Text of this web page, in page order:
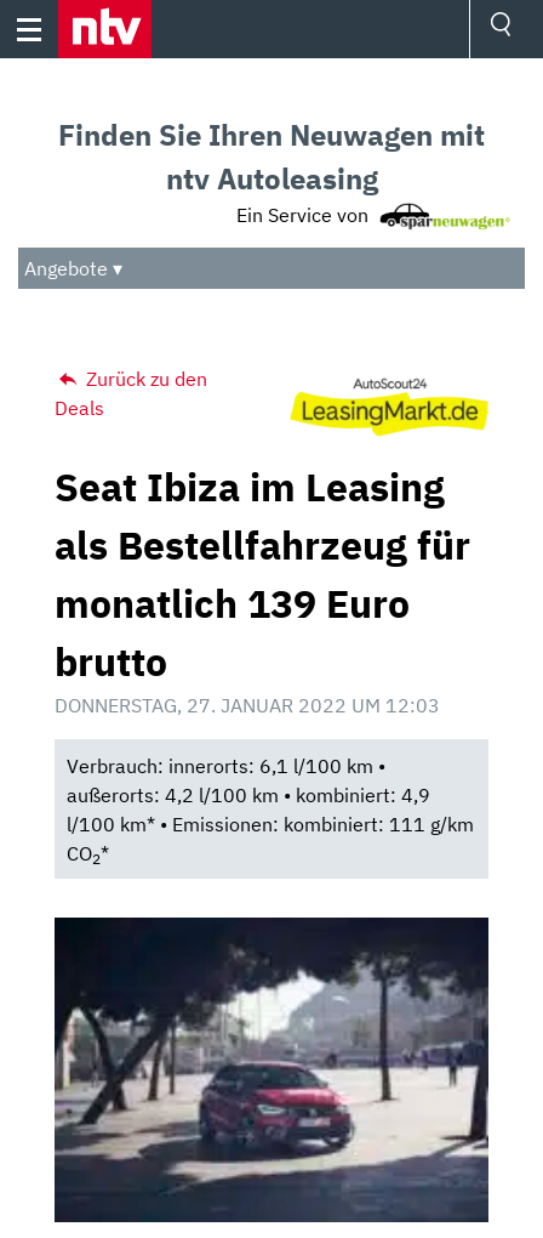
Skip
Audio
Das Beste
Finden Sie Ihren Neuwagen mit
ntv Autoleasing
Ein Service von
Angebote ▾
Zurück zu den
Deals
Seat Ibiza im Leasing
als Bestellfahrzeug für
monatlich 139 Euro
brutto
DONNERSTAG, 27. JANUAR 2022 UM 12:03
Verbrauch: innerorts: 6,1 l/100 km •
außerorts: 4,2 l/100 km • kombiniert: 4,9
l/100 km* • Emissionen: kombiniert: 111 g/km
CO2*